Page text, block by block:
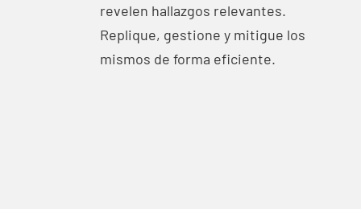
revelen hallazgos relevantes.
Replique, gestione y mitigue los
mismos de forma eficiente.